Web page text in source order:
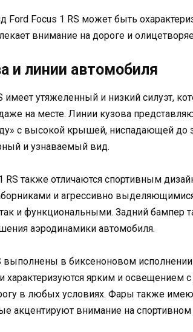
Focus 1 RS может быть
внимание на дороге и
и линии автомобиля
имеет утяжеленный и низкий силуэт,
на месте. Линии кузова
с высокой крышей, ниспадающей до
и узнаваемый вид.
RS также отличаются спортивным
и агрессивно
и функциональными. Задний бампер
аэродинамики автомобиля.
выполнены в биксеноновом
характеризуются ярким и освещением
в любых условиях. Фары также
акцентируют внимание на спортивном